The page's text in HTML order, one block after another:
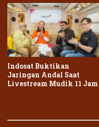
Indosat Buktikan
Jaringan Andal Saat
Livestream Mudik 11 Jam